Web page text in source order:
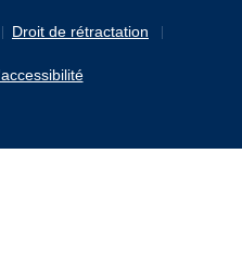
Droit de rétractation